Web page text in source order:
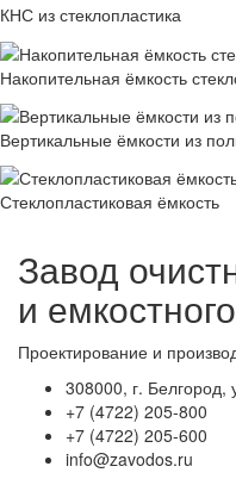
КНС из стеклопластика
Накопительная ёмкость
Вертикальные ёмкости из
Стеклопластиковая ёмкость
Завод
и
Проектирование и
308000, г.
+7 (4722) 205-800
+7 (4722) 205-600
info@zavodos.ru